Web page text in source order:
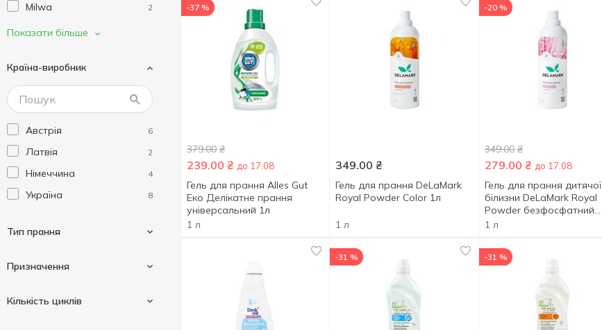
Milwa 2
No% Green Home
Perwoll 6
Показати більше
Країна-виробник
Австрія 6
Латвія 2
Німеччина 4
Україна 8
Тип прання
Автоматичне прання
Призначення
Кількість циклів
-37 %
379.00 ₴
239.00 ₴ до 17.08
Гель для прання Alles Gut
Еко Делікатне прання
універсальний 1л
1 л
349.00 ₴
Гель для прання DeLaMark
Royal Powder Color 1л
1 л
-20 %
349.00 ₴
279.00 ₴ до 17.08
Гель для прання дитячої
білизни DeLaMark Royal
Powder безфосфатний
концентрат 1л
1 л
-31 % -31 %